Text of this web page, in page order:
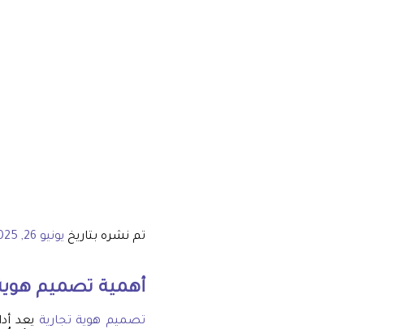
تم نشره بتاريخ يونيو 26, 2025
أهمية تصميم
تصميم هوية تجارية يعد